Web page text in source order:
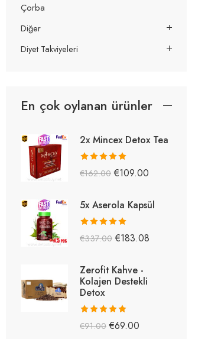
Çorba
Diğer
Diyet Takviyeleri
En çok oylanan ürünler
2x Mincex Detox Tea
5 üzerinden
€162.00 €109.00
5x Aserola Kapsül
5 üzerinden
€337.00 €183.08
Zerofit Kahve -
Kolajen Destekli
Detox
5 üzerinden
€91.00 €69.00